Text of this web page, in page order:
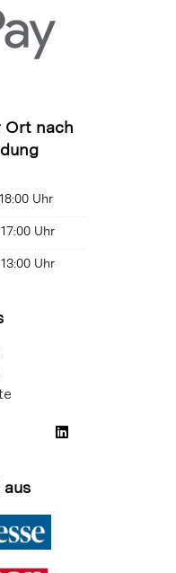
Ort nach
Uhr
Uhr
Uhr